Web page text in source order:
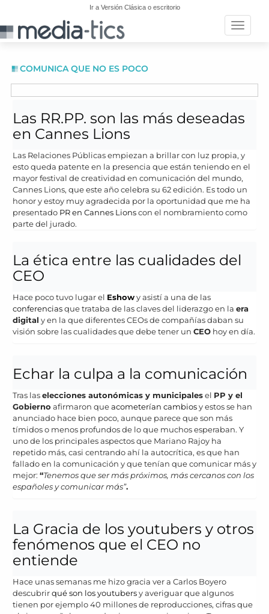
Ir a Versión Clásica o escritorio
Toggle
COMUNICA QUE NO ES POCO
Las RR.PP. son las más deseadas
en Cannes Lions
Las Relaciones Públicas empiezan a brillar con luz propia, y
esto queda patente en la presencia que están teniendo en el
mayor festival de creatividad en comunicación del mundo,
Cannes Lions, que este año celebra su 62 edición. Es todo un
honor y estoy muy agradecida por la oportunidad que me ha
presentado PR en Cannes Lionscon el nombramiento como
parte del jurado.
La ética entre las cualidades del
CEO
Hace poco tuvo lugar el Eshowy asistí a una de las
conferenciasque trataba de las claves del liderazgo en la era
digital y en la que diferentes CEOs de compañías daban su
visión sobre las cualidades que debe tener un CEO hoy en día.
Echar la culpa a la comunicación
Tras laselecciones autonómicas y municipalesel PP y el
Gobierno afirmaron queacometerían cambiosy estos se han
anunciado hace bien poco, aunque parece que son más
tímidos o menos profundos de lo que muchos esperaban. Y
uno de los principales aspectos que Mariano Rajoy ha
repetido más, casi centrando ahí la autocrítica, es que han
fallado en la comunicación y que tenían que comunicar más y
mejor: “Tenemos que ser más próximos, más cercanos con los
españoles y comunicar más”.
La Gracia de los youtubers y otros
fenómenos que el CEO no
entiende
Hace unas semanas me hizo gracia ver a Carlos Boyero
descubrirqué son los youtubersy averiguar que algunos
tienen por ejemplo 40 millones de reproducciones, cifras que